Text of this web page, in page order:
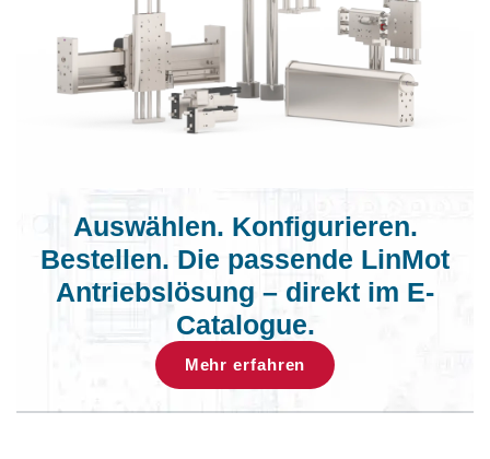
Auswählen. Konfigurieren.
Bestellen. Die passende LinMot
Antriebslösung – direkt im E-
Catalogue.
Mehr erfahren